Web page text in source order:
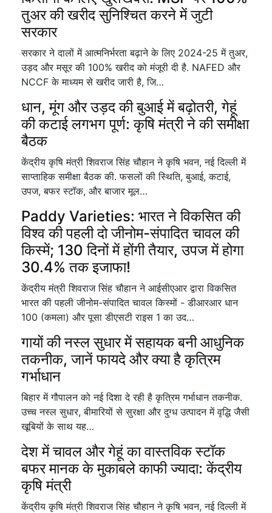
तुअर की खरीद सुनिश्चित करने में जुटी
सरकार
सरकार ने दालों में आत्मनिर्भरता बढ़ाने के लिए 2024-25 में तुअर,
उड़द और मसूर की 100% खरीद को मंजूरी दी है. NAFED और
NCCF के माध्यम से खरीद जारी है, जि…
धान, मूंग और उड़द की बुआई में बढ़ोतरी, गेहूं
की कटाई लगभग पूर्ण: कृषि मंत्री ने की समीक्षा
बैठक
केंद्रीय कृषि मंत्री शिवराज सिंह चौहान ने कृषि भवन, नई दिल्ली में
साप्ताहिक समीक्षा बैठक की. फसलों की स्थिति, बुआई, कटाई,
उपज, बफर स्टॉक, और बाजार मूल…
Paddy Varieties: भारत ने विकसित की
विश्व की पहली दो जीनोम-संपादित चावल की
किस्में; 130 दिनों में होंगी तैयार, उपज में होगा
30.4% तक इजाफा!
केंद्रीय मंत्री शिवराज सिंह चौहान ने आईसीएआर द्वारा विकसित
भारत की पहली जीनोम-संपादित चावल किस्मों - डीआरआर धान
100 (कमला) और पूसा डीएसटी राइस 1 का उद…
गायों की नस्ल सुधार में सहायक बनी आधुनिक
तकनीक, जानें फायदे और क्या है कृत्रिम
गर्भाधान
बिहार में गौपालन को नई दिशा दे रही है कृत्रिम गर्भाधान तकनीक.
उच्च नस्ल सुधार, बीमारियों से सुरक्षा और दुग्ध उत्पादन में वृद्धि जैसी
खूबियों के साथ यह…
देश में चावल और गेहूं का वास्तविक स्टॉक
बफर मानक के मुकाबले काफी ज्यादा: केंद्रीय
कृषि मंत्री
केंद्रीय कृषि मंत्री शिवराज सिंह चौहान ने कृषि भवन, नई दिल्ली में